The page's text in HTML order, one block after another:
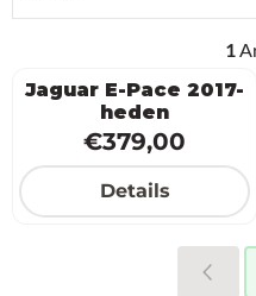
1
Jaguar E-Pace 2017-
heden
Prijs:
€379,00
Details